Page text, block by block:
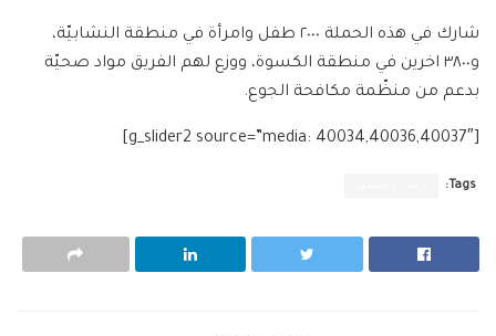
شارك في هذه الحملة ٢٠٠٠ طفل وامرأة في منطقة النشابيّة،
و٣٨٠٠ اخرين في منطقة الكسوة، ووزع لهم الفريق مواد صحيّة
بدعم من منظّمة مكافحة الجوع.
[g_slider2 source=”media: 40034,40036,40037″]
Tags: